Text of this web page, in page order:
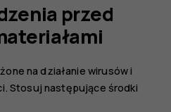
przed
na działanie wirusów i
Stosuj następujące środki